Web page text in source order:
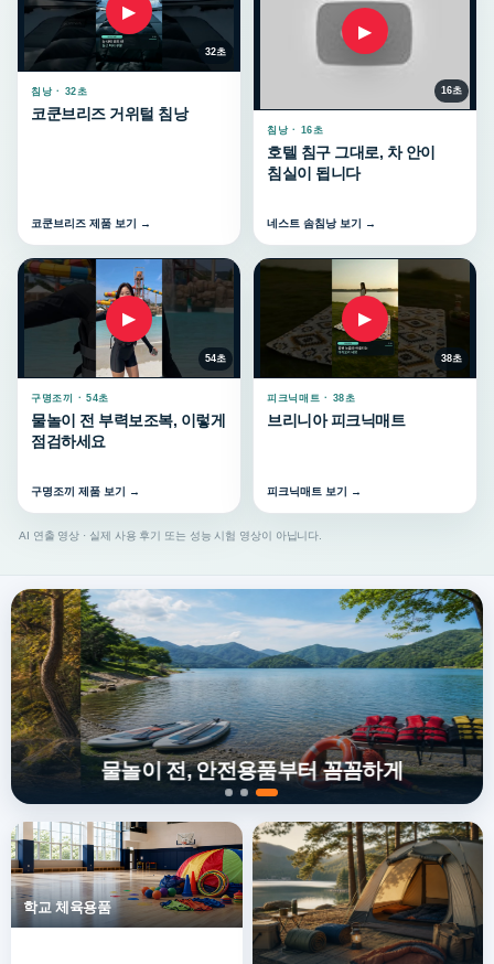
▶
32초
침낭 · 32초
코쿤브리즈 거위털 침낭
코쿤브리즈 제품 보기 →
▶
16초
침낭 · 16초
호텔 침구 그대로, 차 안이
침실이 됩니다
네스트 솜침낭 보기 →
▶
54초
구명조끼 · 54초
물놀이 전 부력보조복, 이렇게
점검하세요
구명조끼 제품 보기 →
▶
38초
피크닉매트 · 38초
브리니아 피크닉매트
피크닉매트 보기 →
AI 연출 영상 · 실제 사용 후기 또는 성능 시험 영상이 아닙니다.